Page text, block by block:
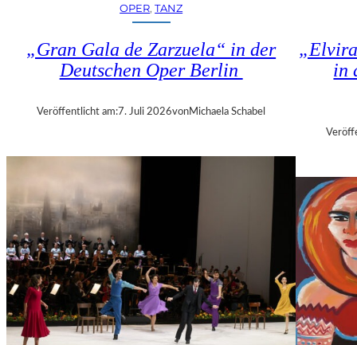
N
D
T
O
N
Z
E
R
K
R
I
H
I
N
H
V
I
L
I
I
N
B
E
OPER, TANZ
„Gran Gala de Zarzuela“ in der
Deutschen Oper Berlin
Veröffentlicht am:7. Juli 2026vonMichaela Schabel
in